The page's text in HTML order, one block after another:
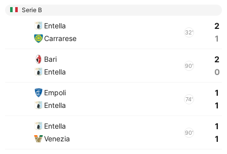
Serie B
Entella
Carrarese
32'
2
1
Bari
Entella
90'
2
0
Empoli
Entella
74'
1
1
Entella
Venezia
90'
1
1